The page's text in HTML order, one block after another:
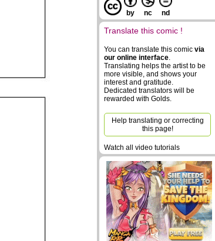
by nc nd
Translate this comic !
You can translate this comic via
our online interface.
Translating helps the artist to be
more visible, and shows your
interest and gratitude.
Dedicated translators will be
rewarded with Golds.
Help translating or correcting
this page!
Watch all video tutorials